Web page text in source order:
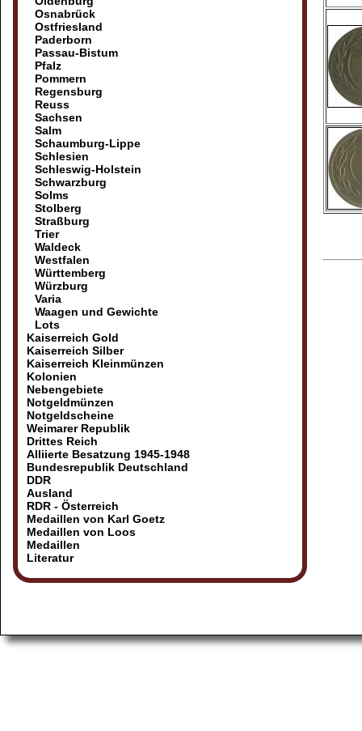
Osnabrück
Ostfriesland
Paderborn
Passau-Bistum
Pfalz
Pommern
Regensburg
Reuss
Sachsen
Salm
Schaumburg-Lippe
Schlesien
Schleswig-Holstein
Schwarzburg
Solms
Stolberg
Straßburg
Trier
Waldeck
Westfalen
Württemberg
Würzburg
Varia
Waagen und Gewichte
Lots
Kaiserreich Gold
Kaiserreich Silber
Kaiserreich Kleinmünzen
Kolonien
Nebengebiete
Notgeldmünzen
Notgeldscheine
Weimarer Republik
Drittes Reich
Alliierte Besatzung 1945-1948
Bundesrepublik Deutschland
DDR
Ausland
RDR - Österreich
Medaillen von Karl Goetz
Medaillen von Loos
Medaillen
Literatur